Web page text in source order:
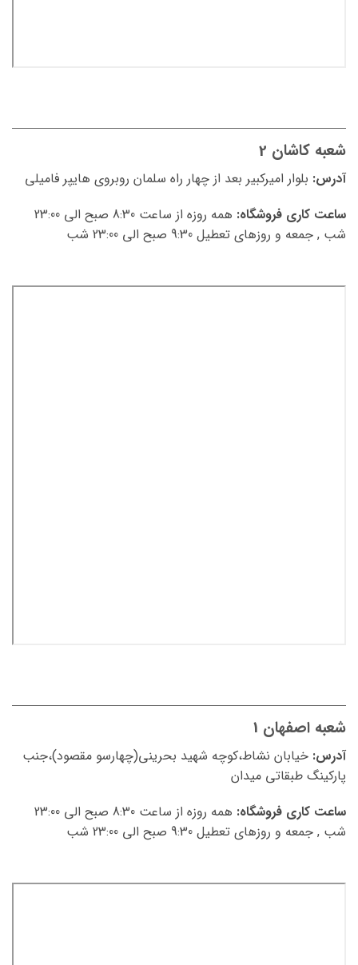
شعبه کاشان 2
آدرس: بلوار امیرکبیر بعد از چهار راه سلمان روبروی هایپر فامیلی
ساعت کاری فروشگاه:
همه روزه از ساعت 8:30 صبح الی 23:00
شب , جمعه و روزهای تعطیل 9:30 صبح الی 23:00 شب
شعبه اصفهان 1
آدرس: خیابان نشاط،کوچه شهید بحرینی(چهارسو مقصود)،جنب
پارکینگ طبقاتی میدان
ساعت کاری فروشگاه:
همه روزه از ساعت 8:30 صبح الی 23:00
شب , جمعه و روزهای تعطیل 9:30 صبح الی 23:00 شب